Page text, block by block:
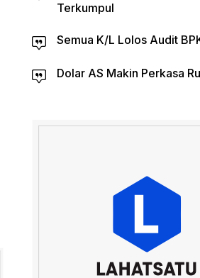
Terkumpul
Semua K/L Lolos Audit
Dolar AS Makin Perkasa